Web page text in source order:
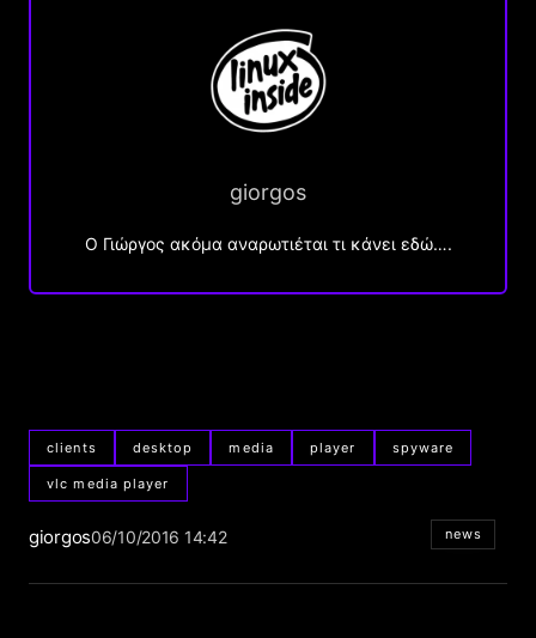
giorgos
Ο Γιώργος ακόμα αναρωτιέται τι κάνει εδώ….
clients desktop media player spyware
vlc media player
giorgos06/10/2016 14:42 news